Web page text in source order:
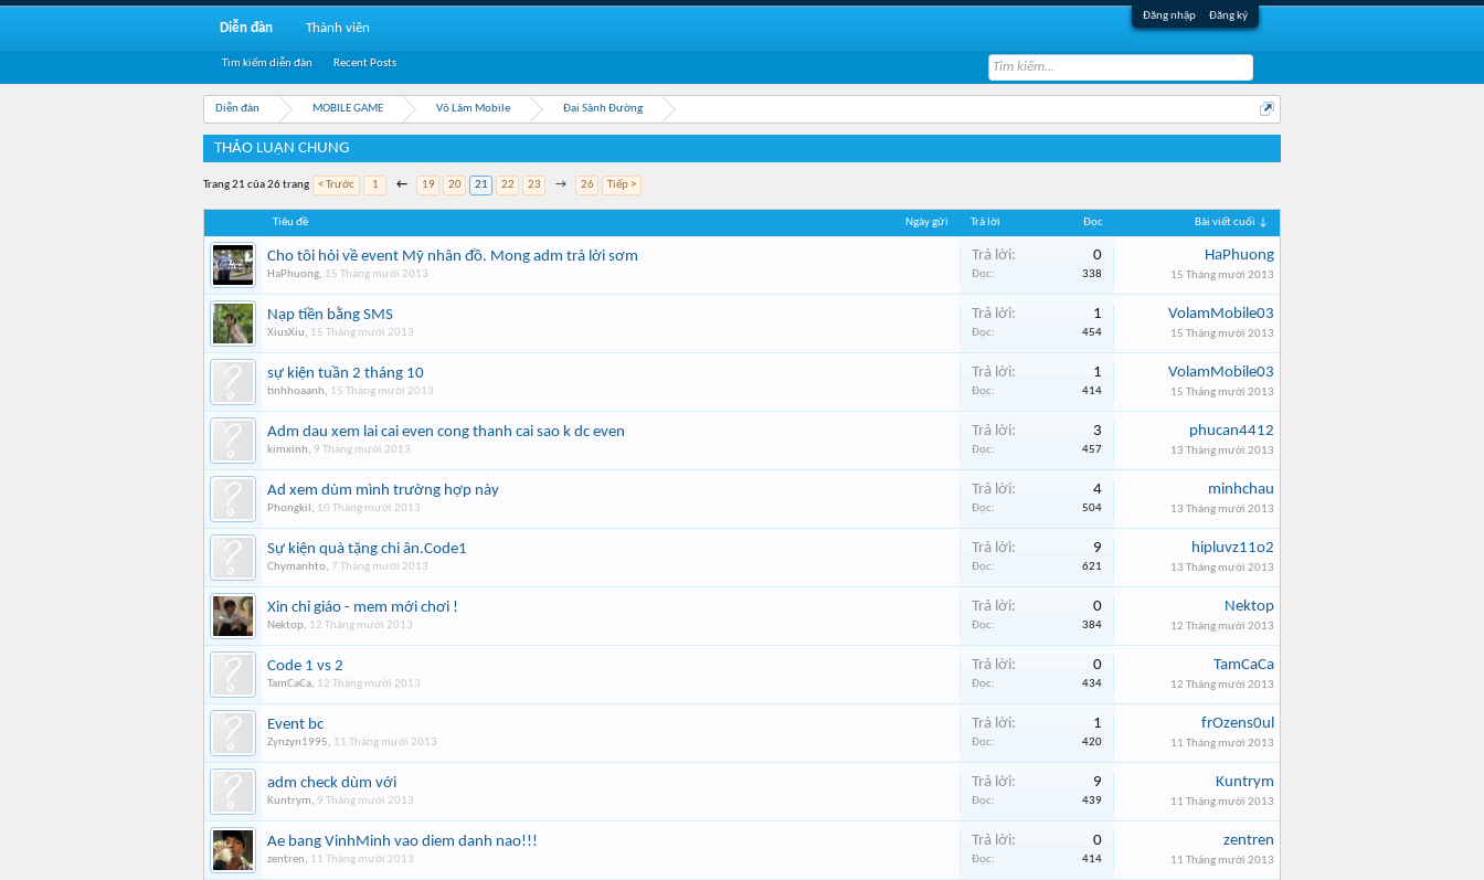
Đăng nhập Đăng ký
Diễn đàn MOBILE GAME Võ Lâm Mobile Đại Sảnh Đường
THẢO LUẬN CHUNG
Trang 21 của 26 trang < Trước 1 ← 19 20 21 22 23 → 26 Tiếp >
Tiêu đề Ngày gửi Trả lời Đọc Bài viết cuối ↓
Cho tôi hỏi về event Mỹ nhân đồ. Mong adm trả lời sơm
HaPhuong, 15 Tháng mười 2013
Trả lời: 0
Đọc: 338
HaPhuong
15 Tháng mười 2013
Nạp tiền bằng SMS
XiusXiu, 15 Tháng mười 2013
Trả lời: 1
Đọc: 454
VolamMobile03
15 Tháng mười 2013
sự kiện tuần 2 tháng 10
tinhhoaanh, 15 Tháng mười 2013
Trả lời: 1
Đọc: 414
VolamMobile03
15 Tháng mười 2013
Adm dau xem lai cai even cong thanh cai sao k dc even
kimxinh, 9 Tháng mười 2013
Trả lời: 3
Đọc: 457
phucan4412
13 Tháng mười 2013
Ad xem dùm mình trường hợp này
Phongkil , 10 Tháng mười 2013
Trả lời: 4
Đọc: 504
minhchau
13 Tháng mười 2013
Sự kiện quà tặng chi ân.Code1
Chymanhto, 7 Tháng mười 2013
Trả lời: 9
Đọc: 621
hipluvz11o2
13 Tháng mười 2013
Xin chỉ giáo - mem mới chơi !
Nektop, 12 Tháng mười 2013
Trả lời: 0
Đọc: 384
Nektop
12 Tháng mười 2013
Code 1 vs 2
TamCaCa, 12 Tháng mười 2013
Trả lời: 0
Đọc: 434
TamCaCa
12 Tháng mười 2013
Event bc
Zynzyn1995, 11 Tháng mười 2013
Trả lời: 1
Đọc: 420
frOzens0ul
11 Tháng mười 2013
adm check dùm với
Kuntrym, 9 Tháng mười 2013
Trả lời: 9
Đọc: 439
Kuntrym
11 Tháng mười 2013
Ae bang VinhMinh vao diem danh nao!!!
zentren, 11 Tháng mười 2013
Trả lời: 0
Đọc: 414
zentren
11 Tháng mười 2013
Diễn đàn
Tìm kiếm diễn đàn Recent Posts
Thành viên